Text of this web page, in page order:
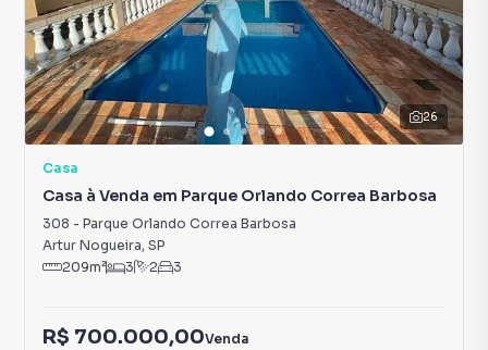
26
Casa
Casa à Venda em Parque Orlando Correa Barbosa
308 - Parque Orlando Correa Barbosa
Artur Nogueira, SP
209m² 3 2 3
R$ 700.000,00Venda